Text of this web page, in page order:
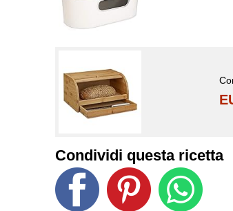
Condividi questa ricetta